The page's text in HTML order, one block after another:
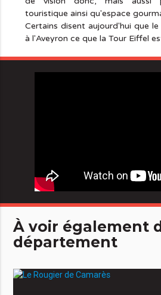
touristique ainsi qu'espace
Certains disent aujourd'hui que
à l'Aveyron ce que la Tour Eiffel
À voir également
département